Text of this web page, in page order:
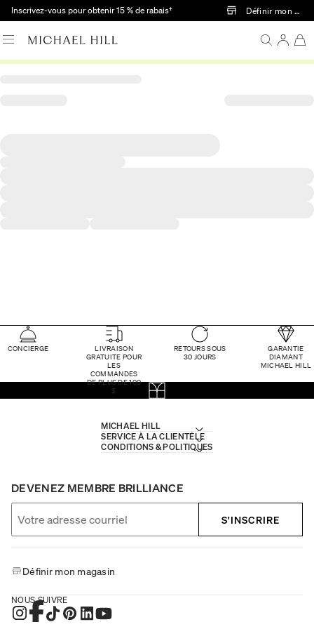
Passer au contenu principal
Inscrivez-vous pour obtenir 15 % de rabais† Définir mon
CONCIERGE
LIVRAISON
GRATUITE POUR
LES
COMMANDES
DE PLUS DE 100
$
RETOURS SOUS
30 JOURS
GARANTIE
DIAMANT
MICHAEL HILL
MICHAEL HILL
SERVICE À LA CLIENTÈLE
CONDITIONS & POLITIQUES
DEVENEZ MEMBRE BRILLIANCE
S'INSCRIRE
Définir mon magasin
NOUS SUIVRE